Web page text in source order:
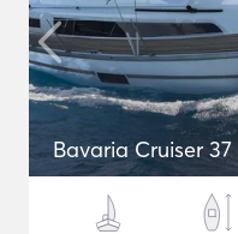
Bavaria Cruiser 37